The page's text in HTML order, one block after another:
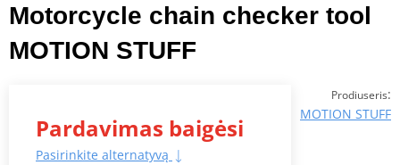
Motorcycle chain checker tool
MOTION STUFF
Prodiuseris:
MOTION STUFF
Pardavimas baigėsi
Pasirinkite alternatyvą